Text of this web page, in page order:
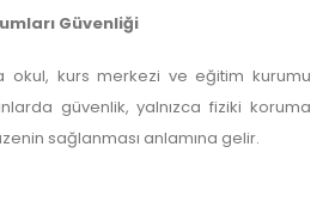
Güvenliği
okul, kurs merkezi ve eğitim kurumu
güvenlik, yalnızca fiziki koruma
sağlanması anlamına gelir.